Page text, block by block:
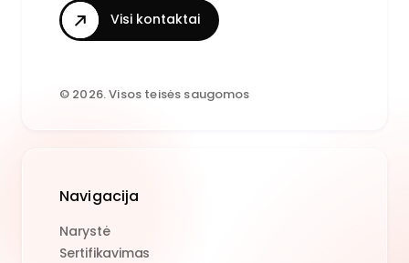
Visi kontaktai
© 2026. Visos teisės saugomos
Navigacija
Narystė
Sertifikavimas